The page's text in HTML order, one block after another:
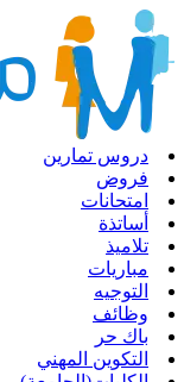
دروس تمارين
فروض
امتحانات
أساتذة
تلاميذ
مباريات
التوجيه
وظائف
باك حر
التكوين المهني